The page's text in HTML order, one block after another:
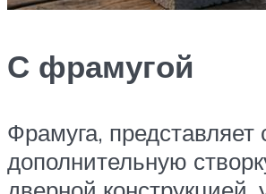
С фрамугой
Фрамуга, представляет
дополнительную